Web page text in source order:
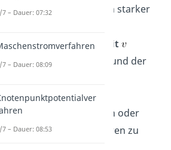
Bremswirkung
steht in starker
Relativgeschwindigkeit
zwischen
und der
Formder
Scheibe: Unebenheiten oder
Inhomogenitäten, führen zu
7 – Dauer: 07:32
7 – Dauer: 08:09
7 – Dauer: 08:53